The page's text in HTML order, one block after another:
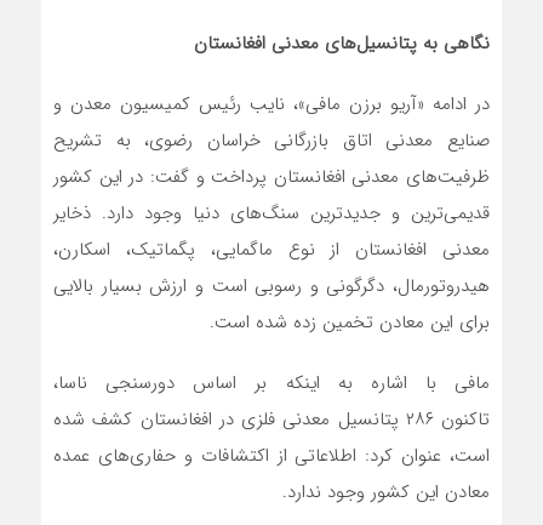
نگاهی به پتانسیل‌های معدنی افغانستان
در ادامه «آریو برزن مافی»، نایب رئیس کمیسیون معدن و
صنایع معدنی اتاق بازرگانی خراسان رضوی، به تشریح
ظرفیت‌های معدنی افغانستان پرداخت و گفت: در این کشور
قدیمی‌ترین و جدید‌ترین سنگ‌های دنیا وجود دارد. ذخایر
معدنی افغانستان از نوع ماگمایی، پگماتیک، اسکارن،
هیدروتورمال، دگرگونی و رسوبی است و ارزش بسیار بالایی
برای این معادن تخمین زده شده است.
مافی با اشاره به اینکه بر اساس دورسنجی ناسا،
تاکنون ۲۸۶ پتانسیل معدنی فلزی در افغانستان کشف شده
‌است، عنوان کرد: اطلاعاتی از اکتشافات و حفاری‌های عمده
معادن این کشور وجود ندارد.